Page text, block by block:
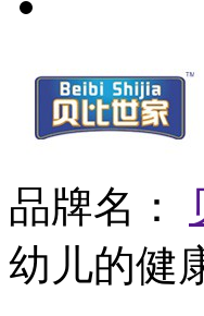
品牌名：
幼儿的健